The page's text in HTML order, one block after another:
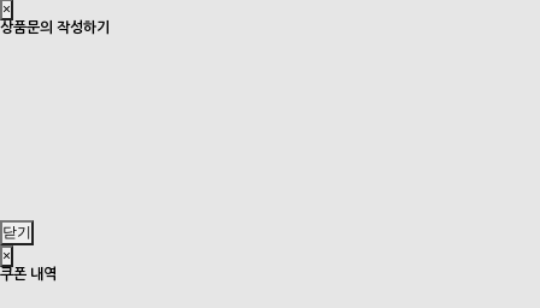
×
상품문의 작성하기
닫기
×
쿠폰 내역